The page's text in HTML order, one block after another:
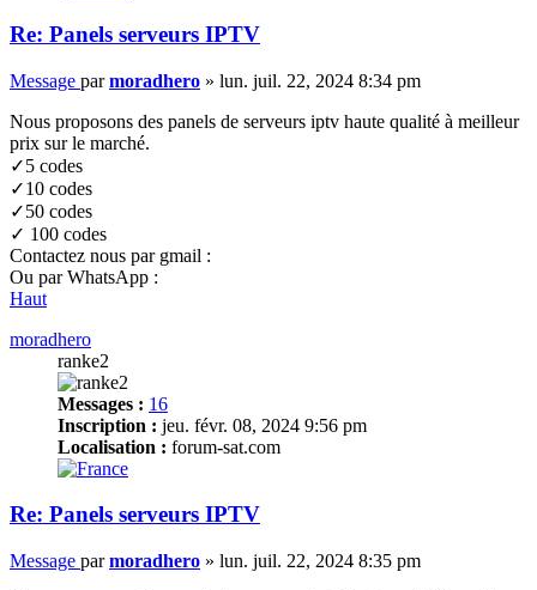
Re: Panels serveurs IPTV
Message parmoradhero » lun. juil. 22, 2024 8:34 pm
Nous proposons des panels de serveurs iptv haute qualité à meilleur
prix sur le marché.
✓5 codes
✓10 codes
✓50 codes
✓ 100 codes
Contactez nous par gmail :
Ou par WhatsApp :
Haut
moradhero
ranke2
Messages : 16
Inscription : jeu. févr. 08, 2024 9:56 pm
Localisation : forum-sat.com
Re: Panels serveurs IPTV
Message parmoradhero » lun. juil. 22, 2024 8:35 pm